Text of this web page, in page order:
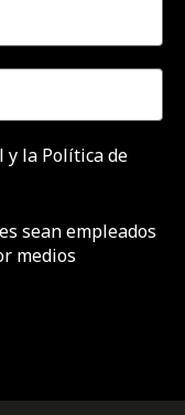
y la Política de
sean empleados
medios